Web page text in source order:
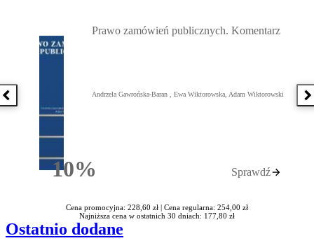
Poprzednia książka
10%Rabatu
Prawo zamówień publicznych. Komentarz
Andrzela Gawrońska-Baran , Ewa Wiktorowska, Adam Wiktorowski
Sprawdź
Cena promocyjna: 228,60 zł | Cena regularna: 254,00 zł
Najniższa cena w ostatnich 30 dniach: 177,80 zł
Ostatnio dodane